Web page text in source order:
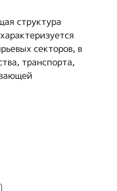
структура
секторов, в
транспорта,